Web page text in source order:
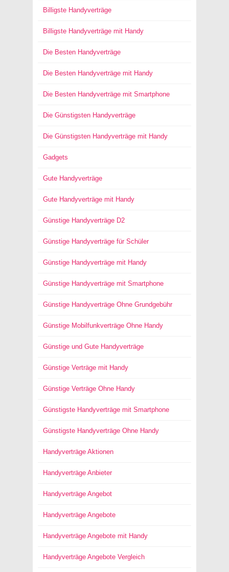
Billigste Handyverträge
Billigste Handyverträge mit Handy
Die Besten Handyverträge
Die Besten Handyverträge mit Handy
Die Besten Handyverträge mit Smartphone
Die Günstigsten Handyverträge
Die Günstigsten Handyverträge mit Handy
Gadgets
Gute Handyverträge
Gute Handyverträge mit Handy
Günstige Handyverträge D2
Günstige Handyverträge für Schüler
Günstige Handyverträge mit Handy
Günstige Handyverträge mit Smartphone
Günstige Handyverträge Ohne Grundgebühr
Günstige Mobilfunkverträge Ohne Handy
Günstige und Gute Handyverträge
Günstige Verträge mit Handy
Günstige Verträge Ohne Handy
Günstigste Handyverträge mit Smartphone
Günstigste Handyverträge Ohne Handy
Handyverträge Aktionen
Handyverträge Anbieter
Handyverträge Angebot
Handyverträge Angebote
Handyverträge Angebote mit Handy
Handyverträge Angebote Vergleich